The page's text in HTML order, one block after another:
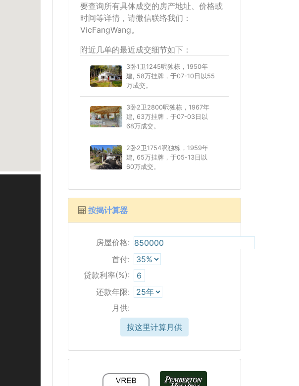
要查询所有具体成交的房产地址、价格或
时间等详情，请微信联络我们：
VicFangWang。
附近几单的最近成交细节如下：
3卧1卫1245呎独栋，1950年
建, 58万挂牌，于07-10日以55
万成交。
3卧2卫2800呎独栋，1967年
建, 63万挂牌，于07-03日以
68万成交。
2卧2卫1754呎独栋，1959年
建, 65万挂牌，于05-13日以
60万成交。
按揭计算器
房屋价格:
首付:
贷款利率(%):
还款年限:
月供:
按这里计算月供